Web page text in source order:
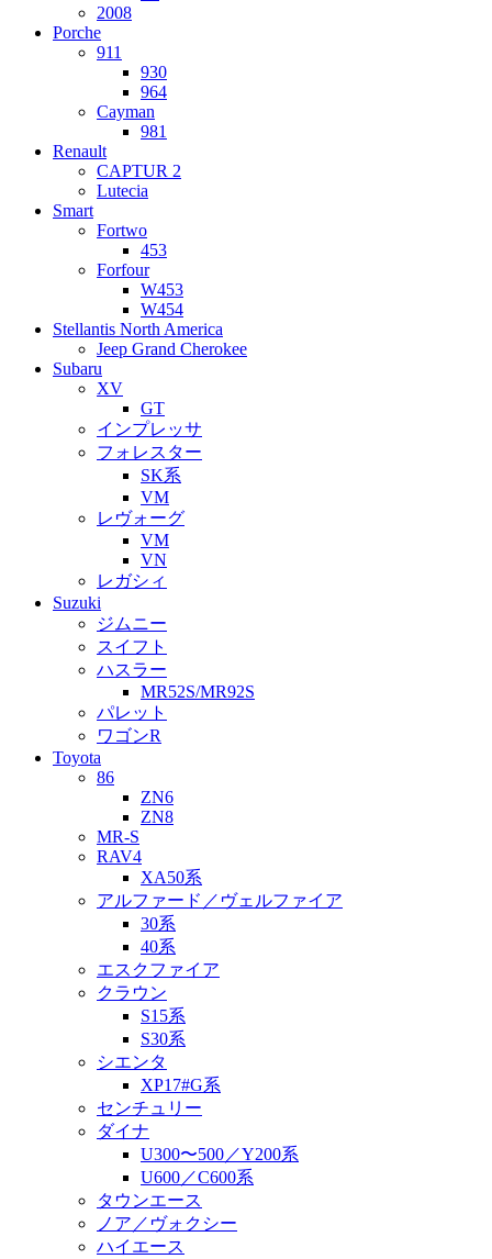
2008
Porche
911
930
964
Cayman
981
Renault
CAPTUR 2
Lutecia
Smart
Fortwo
453
Forfour
W453
W454
Stellantis North America
Jeep Grand Cherokee
Subaru
XV
GT
インプレッサ
フォレスター
SK系
VM
レヴォーグ
VM
VN
レガシィ
Suzuki
ジムニー
スイフト
ハスラー
MR52S/MR92S
パレット
ワゴンR
Toyota
86
ZN6
ZN8
MR-S
RAV4
XA50系
アルファード／ヴェルファイア
30系
40系
エスクファイア
クラウン
S15系
S30系
シエンタ
XP17#G系
センチュリー
ダイナ
U300〜500／Y200系
U600／C600系
タウンエース
ノア／ヴォクシー
ハイエース